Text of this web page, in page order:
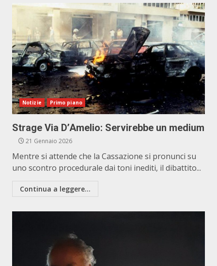
Notizie Primo piano
Strage Via D’Amelio: Servirebbe un medium
21 Gennaio 2026
Mentre si attende che la Cassazione si pronunci su
uno scontro procedurale dai toni inediti, il dibattito...
Continua a leggere...